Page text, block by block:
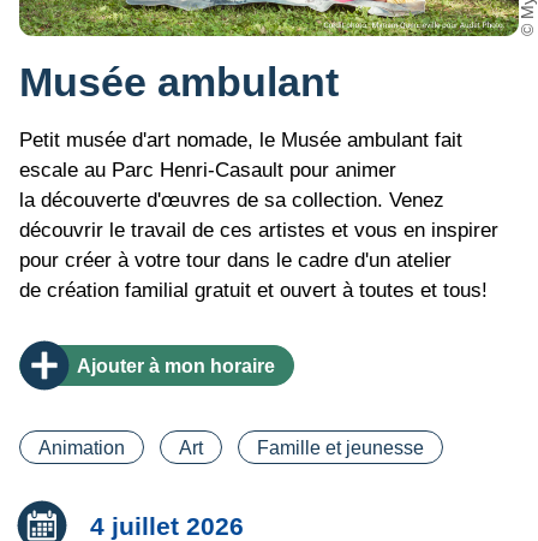
Musée ambulant
Petit musée d'art nomade, le Musée ambulant fait
escale au Parc Henri-Casault pour animer
la découverte d'œuvres de sa collection. Venez
découvrir le travail de ces artistes et vous en inspirer
pour créer à votre tour dans le cadre d'un atelier
de création familial gratuit et ouvert à toutes et tous!
Ajouter à mon horaire
Catégorie(s)
Animation Art Famille et jeunesse
Date :
4 juillet 2026